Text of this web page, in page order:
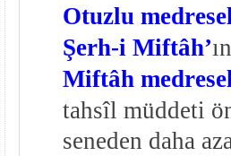
Otuzlu
Şerh-i Miftâh’
Miftâh
tahsîl müddeti
seneden daha